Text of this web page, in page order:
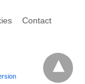
Contact